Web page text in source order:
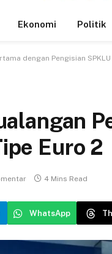
Ekonomi Politik
dengan Pengisian SPKLU
Euro 2
4 Mins Read
WhatsApp